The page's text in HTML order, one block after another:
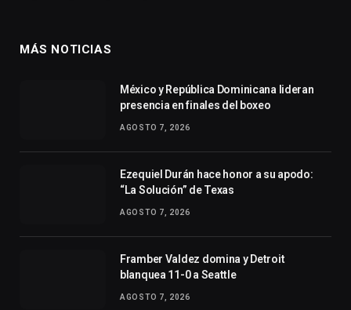
MÁS NOTICIAS
México y República Dominicana lideran
presencia en finales del boxeo
AGOSTO 7, 2026
Ezequiel Durán hace honor a su apodo:
“La Solución” de Texas
AGOSTO 7, 2026
Framber Valdez domina y Detroit
blanquea 11-0 a Seattle
AGOSTO 7, 2026